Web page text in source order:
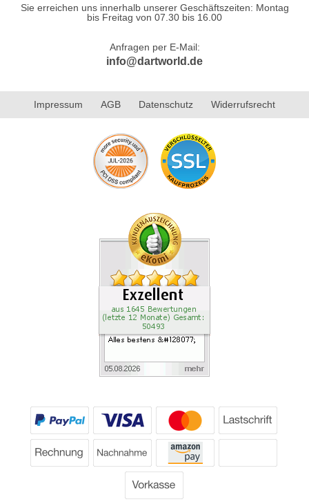
Sie erreichen uns innerhalb unserer Geschäftszeiten: Montag
bis Freitag von 07.30 bis 16.00
Anfragen per E-Mail:
info@dartworld.de
Impressum AGB Datenschutz Widerrufsrecht